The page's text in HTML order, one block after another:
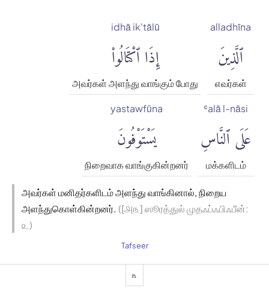
alladhīna
ٱلَّذِينَ
எவர்கள்
idhā ik'tālū
إِذَا ٱكْتَالُوا۟
அவர்கள் அளந்து வாங்கும் போது
ʿalā l-nāsi
عَلَى ٱلنَّاسِ
மக்களிடம்
yastawfūna
يَسْتَوْفُونَ
நிறைவாக வாங்குகின்றனர்
அவர்கள் மனிதர்களிடம் அளந்து வாங்கினால், நிறைய
அளந்துகொள்கின்றனர். ([௮௩] ஸூரத்துல் முதஃப்ஃபிஃபீன்:
௨)
Tafseer
௩